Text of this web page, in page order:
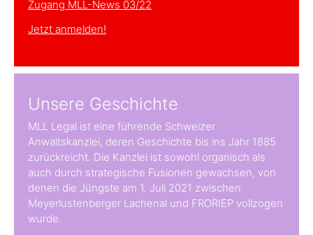
Zugang MLL-News 03/22
Jetzt anmelden!
Unsere Geschichte
MLL Legal ist eine führende Schweizer
Anwaltskanzlei, deren Geschichte bis ins Jahr 1885
zurückreicht. Die Kanzlei ist sowohl organisch als
auch durch strategische Fusionen gewachsen, von
denen die Jüngste am 1. Juli 2021 zwischen
Meyerlustenberger Lachenal und FRORIEP vollzogen
wurde.